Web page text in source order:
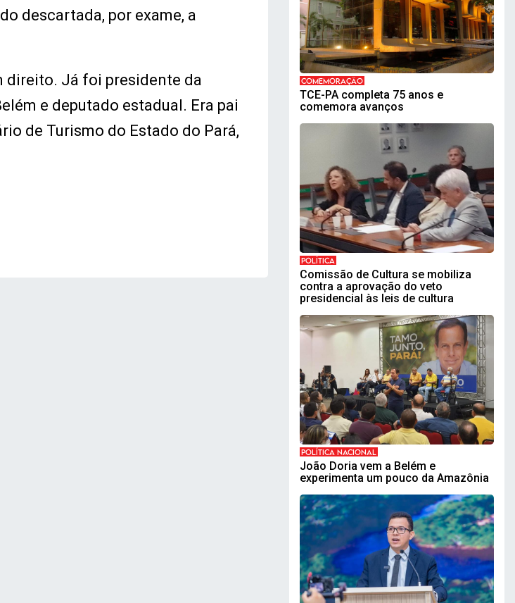
descartada, por exame, a
direito. Já foi presidente da
e deputado estadual. Era pai
de Turismo do Estado do Pará,
COMEMORAÇÃO
TCE-PA completa 75 anos e
comemora avanços
POLÍTICA
Comissão de Cultura se mobiliza
contra a aprovação do veto
presidencial às leis de cultura
POLÍTICA NACIONAL
João Doria vem a Belém e
experimenta um pouco da Amazônia